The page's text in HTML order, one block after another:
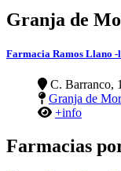
Granja de
Farmacia Ramos Llano -
C. Barranco,
Granja de
+info
Farmacias